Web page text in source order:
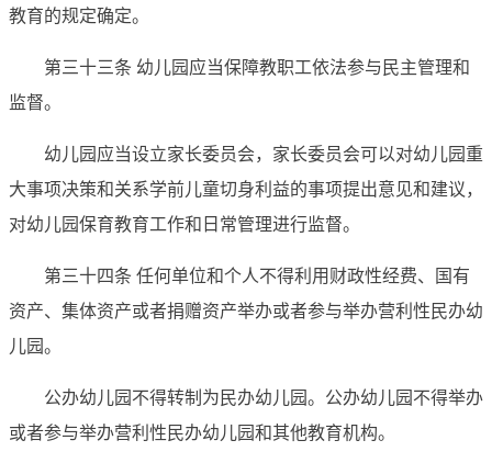
教育的规定确定。
第三十三条 幼儿园应当保障教职工依法参与民主管理和
监督。
幼儿园应当设立家长委员会，家长委员会可以对幼儿园重
大事项决策和关系学前儿童切身利益的事项提出意见和建议，
对幼儿园保育教育工作和日常管理进行监督。
第三十四条 任何单位和个人不得利用财政性经费、国有
资产、集体资产或者捐赠资产举办或者参与举办营利性民办幼
儿园。
公办幼儿园不得转制为民办幼儿园。公办幼儿园不得举办
或者参与举办营利性民办幼儿园和其他教育机构。